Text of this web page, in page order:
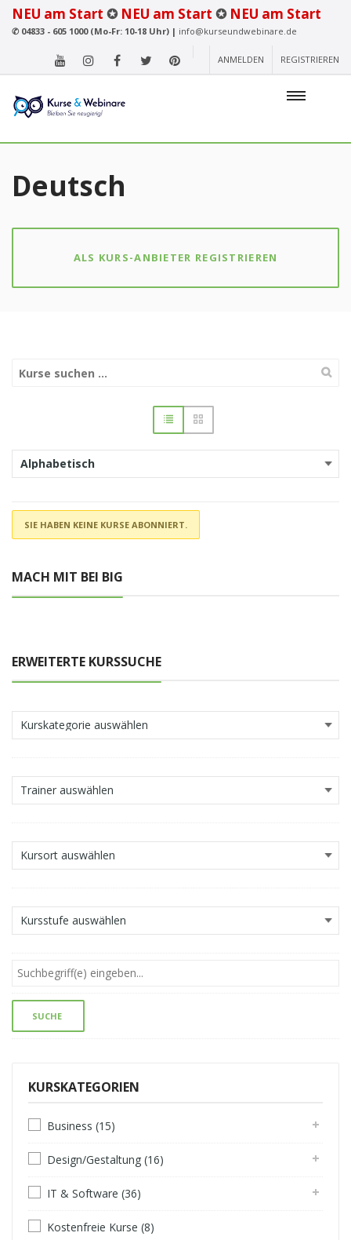
NEU am Start ✪ NEU am Start ✪ NEU am Start
✆04833 - 605 1000 (Mo-Fr: 10-18 Uhr) | info@kurseundwebinare.de
ANMELDEN REGISTRIEREN
Deutsch
ALS KURS-ANBIETER REGISTRIEREN
SIE HABEN KEINE KURSE ABONNIERT.
MACH MIT BEI BIG
ERWEITERTE KURSSUCHE
KURSKATEGORIEN
Business (15)
Design/Gestaltung (16)
IT & Software (36)
Kostenfreie Kurse (8)